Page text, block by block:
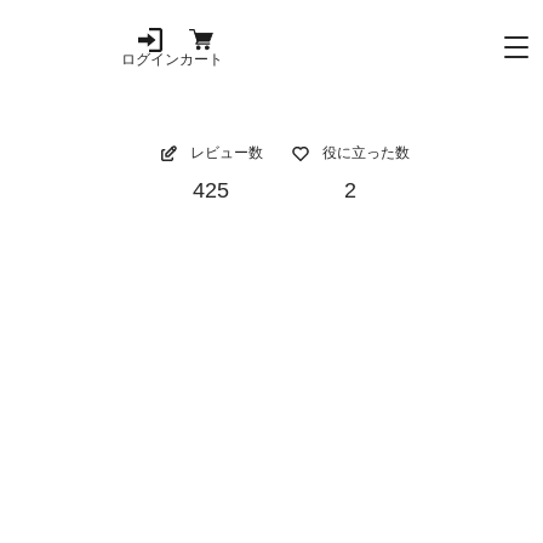
ログインカート
レビュー数
425
役に立った数
2